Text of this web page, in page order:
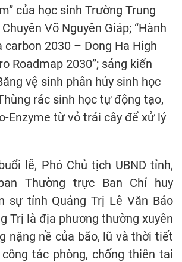
của học sinh Trường Trung
Võ Nguyên Giáp; “Hành
2030 – Dong Ha High
Roadmap 2030”; sáng kiến
vệ sinh phân hủy sinh học
rác sinh học tự động tạo,
Enzyme từ vỏ trái cây để xử lý
lễ, Phó Chủ tịch UBND tỉnh,
Thường trực Ban Chỉ huy
sự tỉnh Quảng Trị Lê Văn Bảo
Trị là địa phương thường xuyên
nặng nề của bão, lũ và thời tiết
tác phòng, chống thiên tai